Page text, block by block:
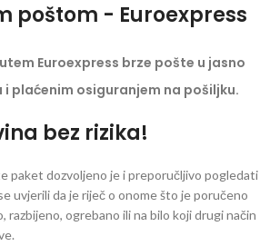
poštom - Euroexpress
Euroexpress brze pošte u jasno
plaćenim osiguranjem na pošiljku.
bez rizika!
paket dozvoljeno je i preporučljivo pogledati
uvjerili da je riječ o onome što je poručeno
razbijeno, ogrebano ili na bilo koji drugi način